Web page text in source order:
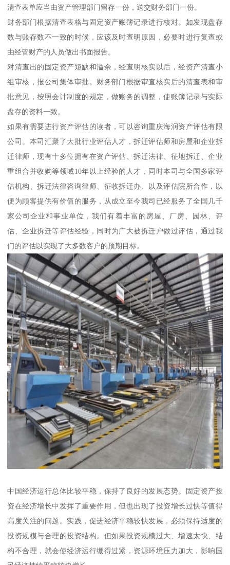
清查表单应当由资产管理部门留存一份，送交财务部门一份。
财务部门根据清查表格与固定资产账簿记录进行核对。如发现盘存
数与账存数不一致的时候，应该及时查明原因，必要时进行复查或
由经管财产的人员做出书面报告。
对清查出的固定资产短缺和溢余，经查明核实以后，经资产清查小
组审核，报公司集体审批。财务部门根据审查核实后的清查表和审
批意见，按照会计制度的规定，做账务的调整，使账簿记录与实际
盘存的资料一致。
如果有需要进行资产评估的读者，可以咨询重庆海润资产评估有限
公司。本司汇聚了大批行业评估人才，拆迁评估师和房屋和企业拆
迁律师，现有十多位拥有在资产评估、拆迁法律、征地拆迁、企业
重组合并收购等领域10年以上经验的人才，同时本司与全国多家评
估机构、拆迁法律咨询律师、征收拆迁办、以及评估院所合作，以
便为顾客提供有价值的服务，从成立至今我司已经服务了全国几千
家公司企业和事业单位，我们有着丰富的房屋、厂房、园林、评
估、企业拆迁等评估经验，同时为广大被拆迁户做过评估，通过我
们的评估以实现了大多数客户的预期目标。
中国经济运行总体比较平稳，保持了良好的发展态势。固定资产投
资在经济增长中发挥了重要作用，但也出现了投资增长过快等值得
高度关注的问题。实践，促进经济平稳较快发展，必须保持适度的
投资规模与合理的投资结构。但如果投资规模过大、增速太快、结
构不合理，就会使经济运行绷得过紧，资源环境压力加大，影响国